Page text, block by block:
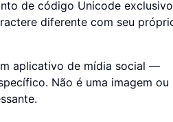
de código Unicode
diferente com seu
aplicativo de mídia social —
Não é uma imagem ou